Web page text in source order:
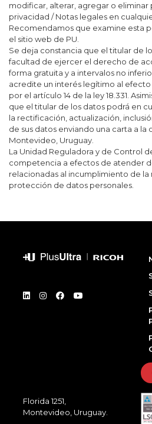
modificar, alterar, agregar o eliminar
privacidad / Notas legales en
Recomendamos que examine esta
el sitio web de PU.
Se deja constancia que el titular de
facultad de ejercer el derecho de
forma gratuita y a intervalos no
acredite un interés legítimo al
por el artículo 14 de la ley 18.331.
que el titular de los datos podrá en
la rectificación, actualización,
de sus datos enviando una carta a la
Montevideo, Uruguay.
La Unidad Reguladora y de Control
competencia a efectos de atender
relacionadas al incumplimiento de la
protección de datos personales.
Florida 1251,
Montevideo, Uruguay.